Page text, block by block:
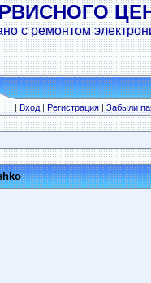
с ремонтом
|Вход|Регистрация|Забыли